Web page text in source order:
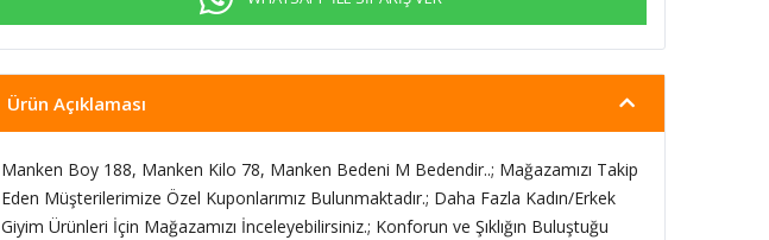
Ürün Açıklaması
Manken Boy 188, Manken Kilo 78, Manken Bedeni M Bedendir..; Mağazamızı Takip
Eden Müşterilerimize Özel Kuponlarımız Bulunmaktadır.; Daha Fazla Kadın/Erkek
Giyim Ürünleri İçin Mağazamızı İnceleyebilirsiniz.; Konforun ve Şıklığın Buluştuğu